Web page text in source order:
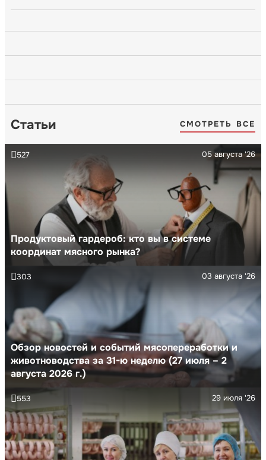
Статьи СМОТРЕТЬ ВСЕ
Продуктовый гардероб: кто вы в системе
координат мясного рынка?
05 августа '26
527
Обзор новостей и событий мясопереработки и
животноводства за 31-ю неделю (27 июля – 2
августа 2026 г.)
03 августа '26
303
29 июля '26
553